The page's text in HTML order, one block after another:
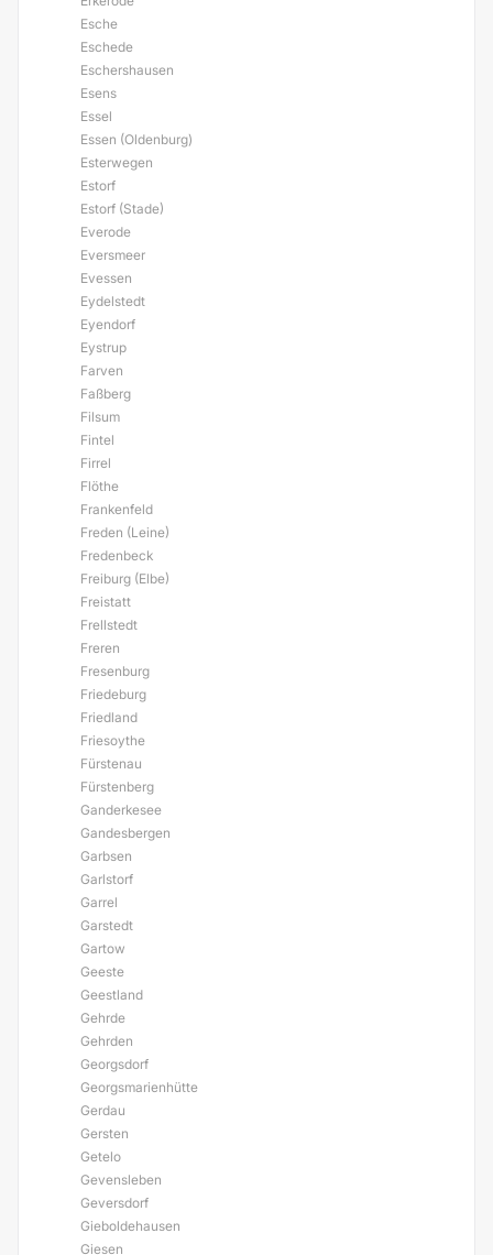
Esche
Eschede
Eschershausen
Esens
Essel
Essen (Oldenburg)
Esterwegen
Estorf
Estorf (Stade)
Everode
Eversmeer
Evessen
Eydelstedt
Eyendorf
Eystrup
Farven
Faßberg
Filsum
Fintel
Firrel
Flöthe
Frankenfeld
Freden (Leine)
Fredenbeck
Freiburg (Elbe)
Freistatt
Frellstedt
Freren
Fresenburg
Friedeburg
Friedland
Friesoythe
Fürstenau
Fürstenberg
Ganderkesee
Gandesbergen
Garbsen
Garlstorf
Garrel
Garstedt
Gartow
Geeste
Geestland
Gehrde
Gehrden
Georgsdorf
Georgsmarienhütte
Gerdau
Gersten
Getelo
Gevensleben
Geversdorf
Gieboldehausen
Giesen